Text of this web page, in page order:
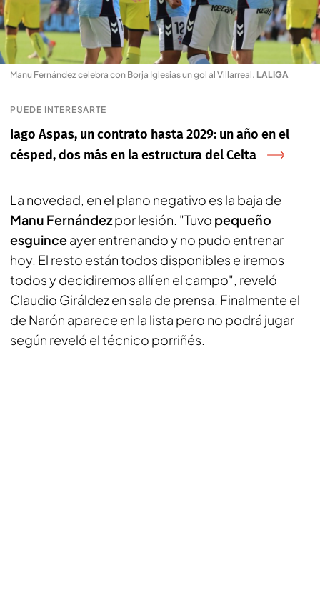
Manu Fernández celebra con Borja Iglesias un gol al Villarreal. LALIGA
PUEDE INTERESARTE
Iago Aspas, un contrato hasta 2029: un año en el
césped, dos más en la estructura del Celta
La novedad, en el plano negativo es la baja de
Manu Fernándezpor lesión. "Tuvo pequeño
esguinceayer entrenando y no pudo entrenar
hoy. El resto están todos disponibles e iremos
todos y decidiremos allí en el campo", reveló
Claudio Giráldez en sala de prensa. Finalmente el
de Narón aparece en la lista pero no podrá jugar
según reveló el técnico porriñés.